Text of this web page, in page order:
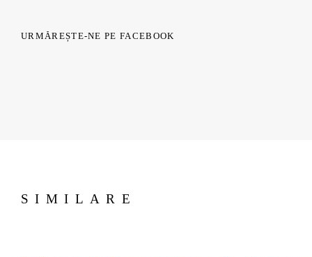
URMĂREȘTE-NE PE FACEBOOK
SIMILARE